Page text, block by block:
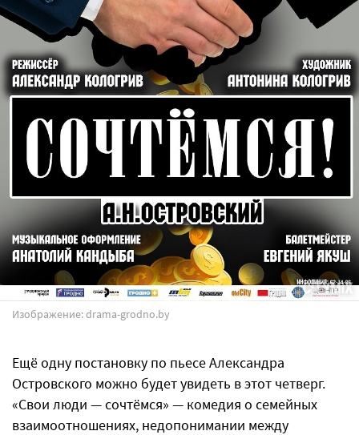
Изображение: drama-grodno.by
Ещё одну постановку по пьесе Александра
Островского можно будет увидеть в этот четверг.
«Свои люди — сочтёмся» — комедия о семейных
взаимоотношениях, недопонимании между